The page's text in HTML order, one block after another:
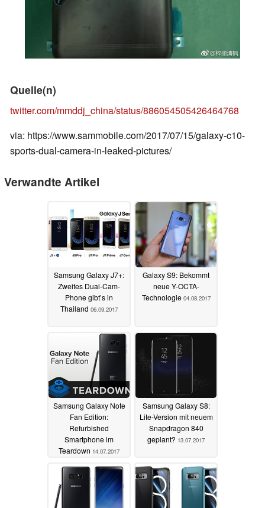
Quelle(n)
twitter.com/mmddj_china/status/886054505426464768
via: https://www.sammobile.com/2017/07/15/galaxy-c10-
sports-dual-camera-in-leaked-pictures/
Verwandte Artikel
Samsung Galaxy J7+:
Zweites Dual-Cam-
Phone gibt’s in
Thailand 06.09.2017
Galaxy S9: Bekommt
neue Y-OCTA-
Technologie 04.08.2017
Samsung Galaxy Note
Fan Edition:
Refurbished
Smartphone im
Teardown 14.07.2017
Samsung Galaxy S8:
Lite-Version mit neuem
Snapdragon 840
geplant? 13.07.2017